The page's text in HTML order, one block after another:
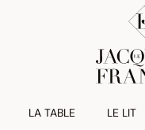
LA TABLE LE LIT